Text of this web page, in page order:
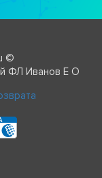
©
ФЛ Иванов Е О